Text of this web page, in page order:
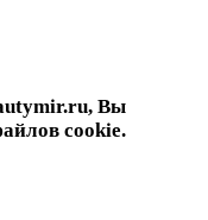
Вы
cookie.